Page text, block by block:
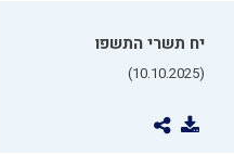
יח תשרי התשפו
(10.10.2025)